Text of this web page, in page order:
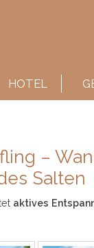
HOTEL
–
Salten
aktives